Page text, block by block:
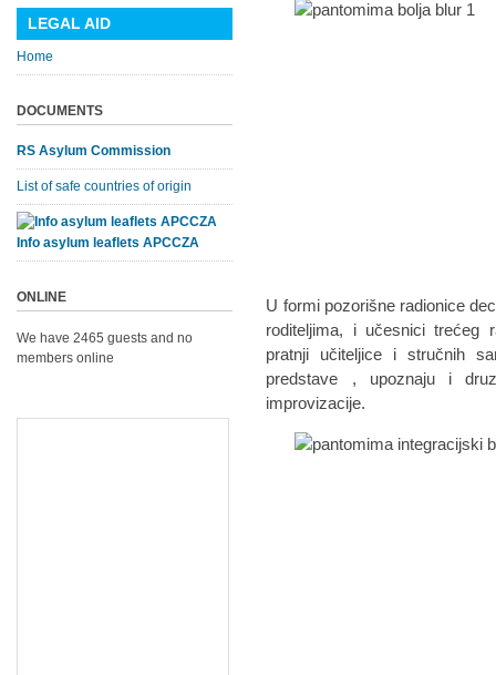
U formi pozorišne radionice
roditeljima, i učesnici trećeg
pratnji učiteljice i stručnih
predstave , upoznaju i
improvizacije.
LEGAL AID
Home
DOCUMENTS
RS Asylum Commission
List of safe countries of origin
Info asylum leaflets APCCZA
ONLINE
We have 2465 guests and no
members online